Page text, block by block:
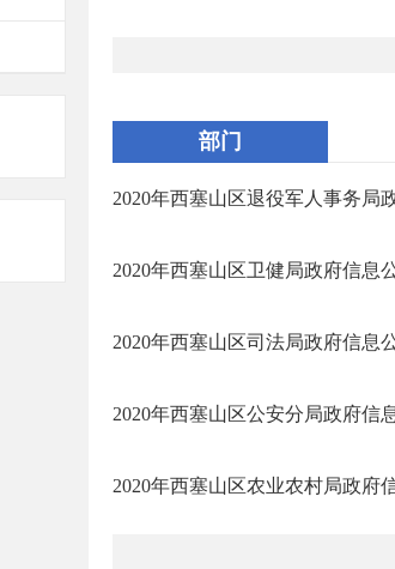
部门
2020年西塞山区退役军人事务局
2020年西塞山区卫健局政府信息
2020年西塞山区司法局政府信息
2020年西塞山区公安分局政府信
2020年西塞山区农业农村局政府